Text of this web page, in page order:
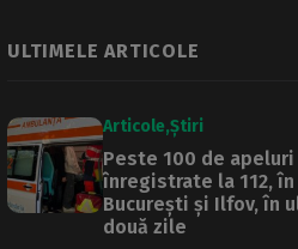
ULTIMELE ARTICOLE
Articole Știri
Peste 100 de apeluri
înregistrate la 112, în
București și Ilfov, în
două zile